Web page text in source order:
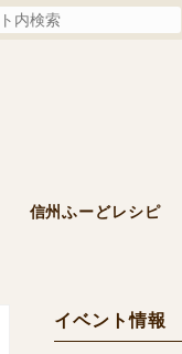
信州ふーどレシピ
イベント情報